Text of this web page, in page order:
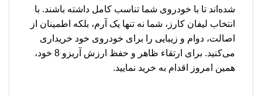
شده‌اند تا با خودروی شما تناسب کامل داشته باشند. با
انتخاب لیفان کارز، شما نه تنها یک آرم، بلکه اطمینان از
اصالت، دوام و زیبایی را برای خودروی خود خریداری
می‌کنید. برای ارتقاء ظاهر و حفظ ارزش آریزو 8 خود،
همین امروز اقدام به خرید نمایید.